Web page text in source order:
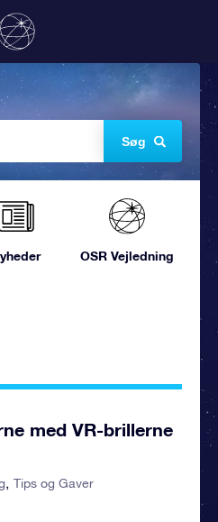
Søg
OSR Vejledning
med VR-brillerne
Tips og Gaver